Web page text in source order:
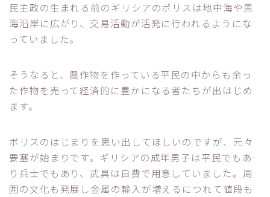
民主政の生まれる前のギリシアのポリスは地中海や黒
海沿岸に広がり、交易活動が活発に行われるようにな
っていました。
そうなると、農作物を作っている平民の中からも余っ
た作物を売って経済的に豊かになる者たちが出はじめ
ます。
ポリスのはじまりを思い出してほしいのですが、元々
要塞が始まりです。ギリシアの成年男子は平民でもあ
り兵士でもあり、武具は自費で用意していました。周
囲の文化も発展し金属の輸入が増えるにつれて値段も